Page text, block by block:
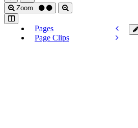
Zoom
Pages
Page Clips